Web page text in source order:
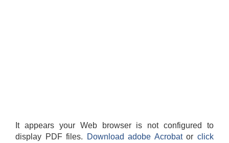
It appears your Web browser is not configured to
display PDF files.
Download adobe Acrobatorclick